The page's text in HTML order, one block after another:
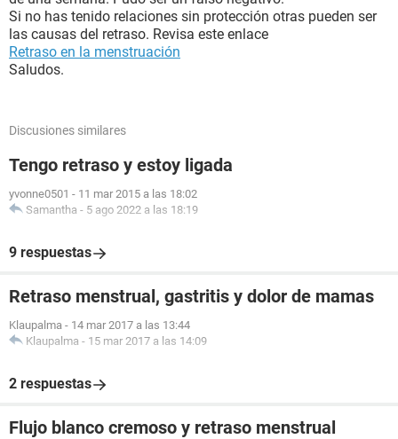
Si no has tenido relaciones sin protección otras pueden ser
las causas del retraso. Revisa este enlace
Retraso en la menstruación
Saludos.
Discusiones similares
Tengo retraso y estoy ligada
yvonne0501 - 11 mar 2015 a las 18:02
Samantha - 5 ago 2022 a las 18:19
9 respuestas
Retraso menstrual, gastritis y dolor de mamas
Klaupalma - 14 mar 2017 a las 13:44
Klaupalma - 15 mar 2017 a las 14:09
2 respuestas
Flujo blanco cremoso y retraso menstrual